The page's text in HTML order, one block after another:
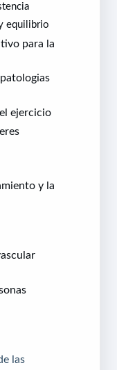
equilibrio
para la
ejercicio
y la
las